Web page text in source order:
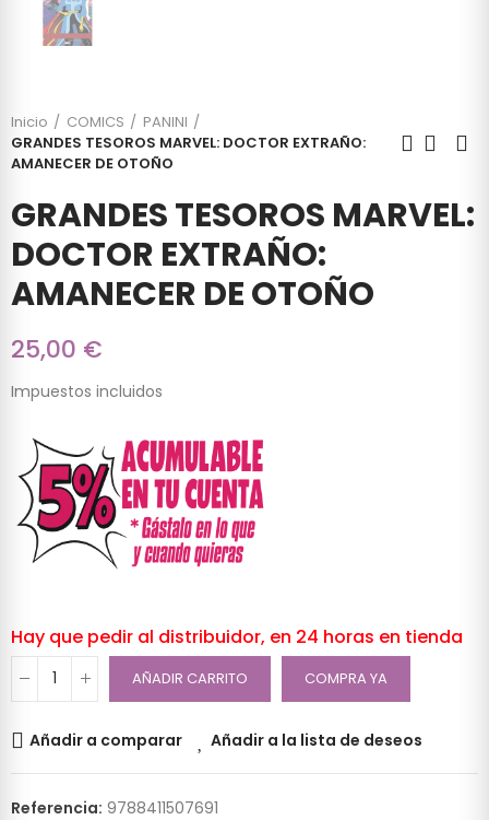
Inicio COMICS
PANINI
GRANDES TESOROS MARVEL: DOCTOR EXTRAÑO:
AMANECER DE OTOÑO
GRANDES TESOROS MARVEL:
DOCTOR EXTRAÑO:
AMANECER DE OTOÑO
25,00 €
Impuestos incluidos
Hay que pedir al distribuidor, en 24 horas en tienda
AÑADIR CARRITO COMPRA YA
Añadir a comparar Añadir a la lista de deseos
Referencia: 9788411507691